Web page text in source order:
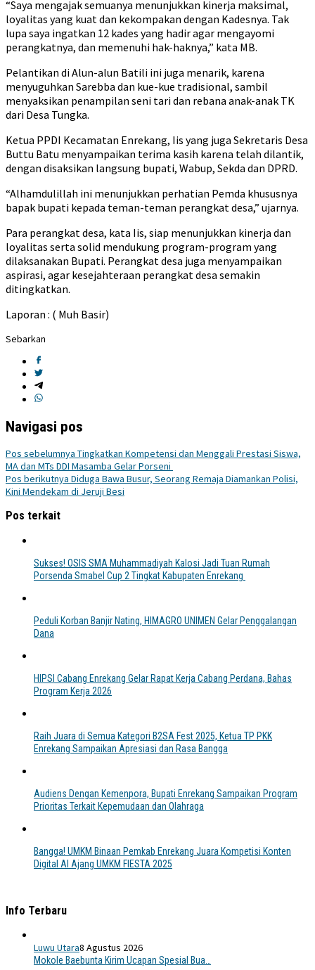
“Saya mengajak semuanya menunjukkan kinerja maksimal,
loyalitas yang kuat dan kekompakan dengan Kadesnya. Tak
lupa saya ingatkan 12 kades yang hadir agar mengayomi
perangkatnya, dan memenuhi hak-haknya,” kata MB.
Pelantikan di Alun-alun Batili ini juga menarik, karena
menyuguhkan Sarebba dan kue-kue tradisional, sambil
menyaksikan penampilan seni tari dan rebana anak-anak TK
dari Desa Tungka.
Ketua PPDI Kecamatan Enrekang, Iis yang juga Sekretaris Desa
Buttu Batu menyampaikan terima kasih karena telah dilantik,
dengan disaksikan langsung bupati, Wabup, Sekda dan DPRD.
“Alhamdulillah ini menunjukkan perhatian Pemda khususnya
bapak bupati kepada teman-teman perangkat desa,” ujarnya.
Para perangkat desa, kata Iis, siap menunjukkan kinerja dan
loyalitas serta solid mendukung program-program yang
dilaksanakan Bupati. Perangkat desa juga menyampaikan
aspirasi, agar kesejahteraan perangkat desa semakin
ditingkatkan.
Laporan : ( Muh Basir)
Sebarkan
Navigasi pos
Pos sebelumnya Tingkatkan Kompetensi dan Menggali Prestasi Siswa,
MA dan MTs DDI Masamba Gelar Porseni
Pos berikutnya Diduga Bawa Busur, Seorang Remaja Diamankan Polisi,
Kini Mendekam di Jeruji Besi
Pos terkait
Sukses! OSIS SMA Muhammadiyah Kalosi Jadi Tuan Rumah
Porsenda Smabel Cup 2 Tingkat Kabupaten Enrekang
Peduli Korban Banjir Nating, HIMAGRO UNIMEN Gelar Penggalangan
Dana
HIPSI Cabang Enrekang Gelar Rapat Kerja Cabang Perdana, Bahas
Program Kerja 2026
Raih Juara di Semua Kategori B2SA Fest 2025, Ketua TP PKK
Enrekang Sampaikan Apresiasi dan Rasa Bangga
Audiens Dengan Kemenpora, Bupati Enrekang Sampaikan Program
Prioritas Terkait Kepemudaan dan Olahraga
Bangga! UMKM Binaan Pemkab Enrekang Juara Kompetisi Konten
Digital AI Ajang UMKM FIESTA 2025
Info Terbaru
Luwu Utara8 Agustus 2026
Mokole Baebunta Kirim Ucapan Spesial Bua…